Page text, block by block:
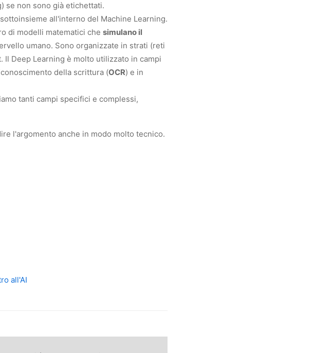
se non sono già etichettati.
all'interno del Machine Learning.
di modelli matematici che simulano il
umano. Sono organizzate in strati (reti
Deep Learning è molto utilizzato in campi
della scrittura (OCR) e in
tanti campi specifici e complessi,
l'argomento anche in modo molto tecnico.
all'AI